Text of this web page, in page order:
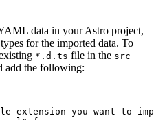
data in your Astro project,
for the imported data. To
*.d.ts file in the src
add the following:
extension you want to